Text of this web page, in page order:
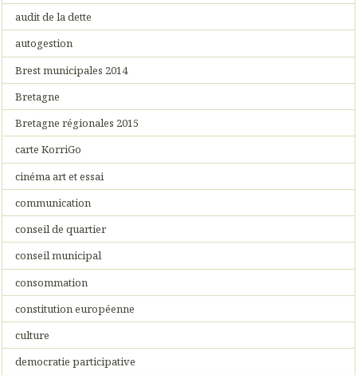
audit de la dette
autogestion
Brest municipales 2014
Bretagne
Bretagne régionales 2015
carte KorriGo
cinéma art et essai
communication
conseil de quartier
conseil municipal
consommation
constitution européenne
culture
democratie participative